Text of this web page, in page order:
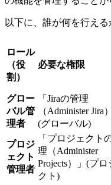
以下に、誰が何を行え
ロール
（役
割）
必要な権限
グロー
バル管
理者
「Jiraの管理
（Administer Jira
(グローバル)
プロジ
ェクト
管理者
「プロジェクト
理（Administer
Projects）」(プロ
クト)